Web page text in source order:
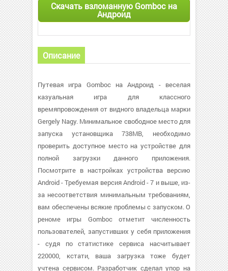
Скачать взломанную Gomboc на
Андроид
Описание
Путевая игра Gomboc на Андроид - веселая
казуальная игра для классного
времяпровождения от видного владельца марки
Gergely Nagy. Минимальное свободное место для
запуска установщика 738MB, необходимо
проверить доступное место на устройстве для
полной загрузки данного приложения.
Посмотрите в настройках устройства версию
Android - Требуемая версия Android - 7 и выше, из-
за несоответствия минимальным требованиям,
вам обеспечены всякие проблемы с запуском. О
реноме игры Gomboc отметит численность
пользователей, запустивших у себя приложения
- судя по статистике сервиса насчитывает
220000, кстати, ваша загрузка тоже будет
учтена сервисом. Разработчик сделал упор на